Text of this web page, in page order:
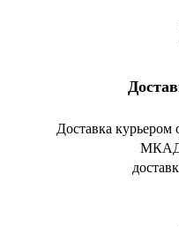
Доставка курьером